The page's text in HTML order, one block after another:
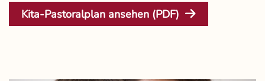
Kita-Pastoralplan ansehen (PDF)